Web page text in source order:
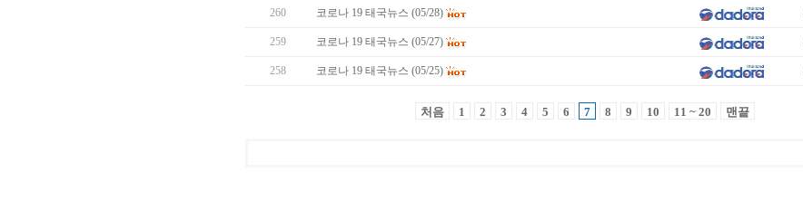
260 코로나 19 태국뉴스 (05/28)
259 코로나 19 태국뉴스 (05/27)
258 코로나 19 태국뉴스 (05/25)
처음 1 2 3 4 5 6 7 8 9 10 11 ~ 20 맨끝